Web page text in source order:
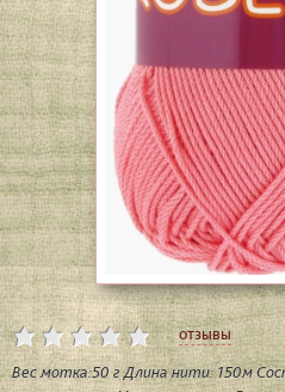
отзывы
Вес мотка:50 г Длина нити: 150м